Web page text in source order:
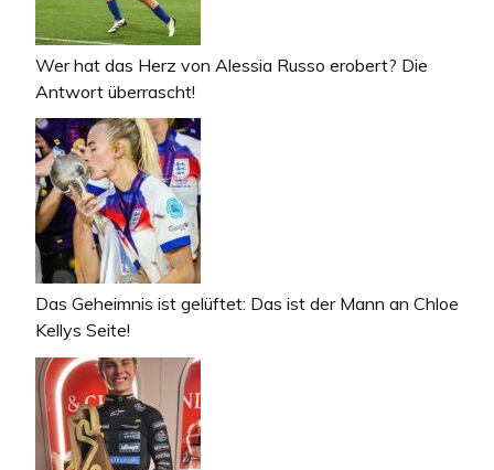
Wer hat das Herz von Alessia Russo erobert? Die
Antwort überrascht!
Das Geheimnis ist gelüftet: Das ist der Mann an Chloe
Kellys Seite!